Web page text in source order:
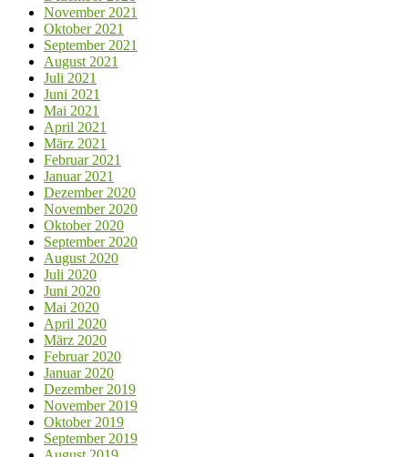
November 2021
Oktober 2021
September 2021
August 2021
Juli 2021
Juni 2021
Mai 2021
April 2021
März 2021
Februar 2021
Januar 2021
Dezember 2020
November 2020
Oktober 2020
September 2020
August 2020
Juli 2020
Juni 2020
Mai 2020
April 2020
März 2020
Februar 2020
Januar 2020
Dezember 2019
November 2019
Oktober 2019
September 2019